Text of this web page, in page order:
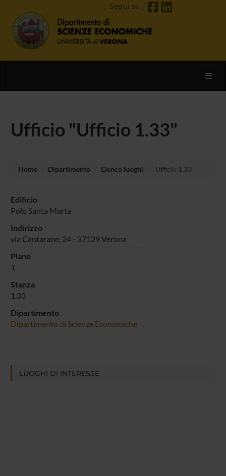
Segui su
Ufficio "Ufficio 1.33"
Home Dipartimento Elenco luoghi Ufficio 1.33
Edificio
Polo Santa Marta
Indirizzo
via Cantarane, 24 - 37129 Verona
Piano
1
Stanza
1.33
Dipartimento
Dipartimento di Scienze Economiche
LUOGHI DI INTERESSE